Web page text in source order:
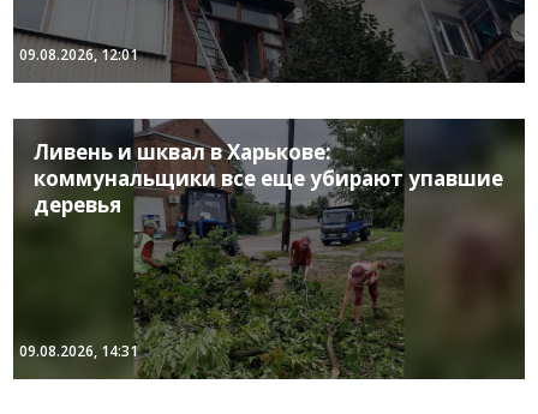
09.08.2026, 12:01
Ливень и шквал в Харькове:
коммунальщики все еще убирают упавшие
деревья
09.08.2026, 14:31